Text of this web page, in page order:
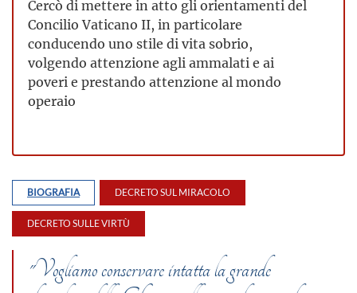
Cercò di mettere in atto gli orientamenti del
Concilio Vaticano II, in particolare
conducendo uno stile di vita sobrio,
volgendo attenzione agli ammalati e ai
poveri e prestando attenzione al mondo
operaio
BIOGRAFIA DECRETO SUL MIRACOLO
DECRETO SULLE VIRTÙ
"Vogliamo conservare intatta la grande